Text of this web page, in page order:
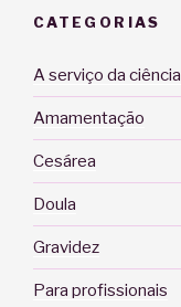
CATEGORIAS
A serviço da ciência
Amamentação
Cesárea
Doula
Gravidez
Para profissionais